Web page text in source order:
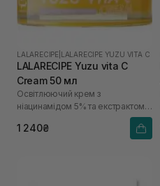
LALARECIPE LALARECIPE YUZU VITA C
LALARECIPE Yuzu vita C
Cream 50 мл
Освітлюючий крем з
ніацинамідом 5% та екстрактом
1 240₴